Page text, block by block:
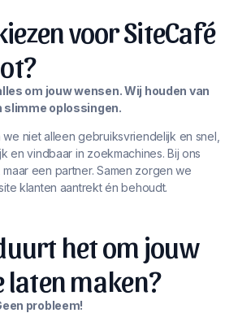
voor SiteCafé
om jouw wensen. Wij houden van
slimme oplossingen.
niet alleen gebruiksvriendelijk en snel,
en vindbaar in zoekmachines. Bij ons
een partner. Samen zorgen we
klanten aantrekt én behoudt.
het om jouw
laten maken?
probleem!